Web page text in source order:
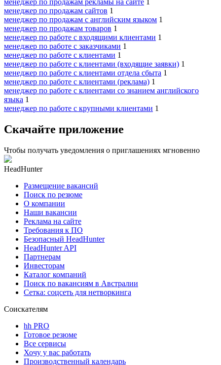
менеджер по продажам рекламы на сайте 1
менеджер по продажам сайтов 1
менеджер по продажам с английским языком 1
менеджер по продажам товаров 1
менеджер по работе с входящими клиентами 1
менеджер по работе с заказчиками 1
менеджер по работе с клиентами 1
менеджер по работе с клиентами (входящие заявки) 1
менеджер по работе с клиентами отдела сбыта 1
менеджер по работе с клиентами (реклама) 1
менеджер по работе с клиентами со знанием английского
языка 1
менеджер по работе с крупными клиентами 1
Скачайте приложение
Чтобы получать уведомления о приглашениях мгновенно
HeadHunter
Размещение вакансий
Поиск по резюме
О компании
Наши вакансии
Реклама на сайте
Требования к ПО
Безопасный HeadHunter
HeadHunter API
Партнерам
Инвесторам
Каталог компаний
Поиск по вакансиям в Австралии
Сетка: соцсеть для нетворкинга
Соискателям
hh PRO
Готовое резюме
Все сервисы
Хочу у вас работать
Производственный календарь